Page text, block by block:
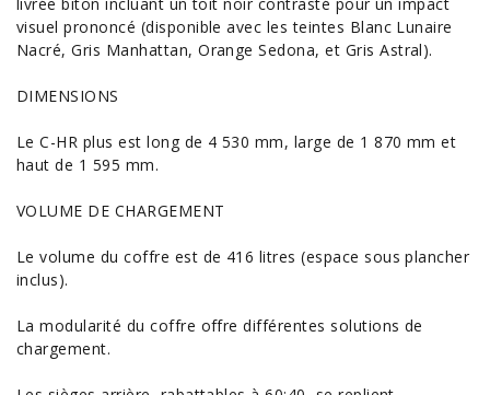
visuel prononcé (disponible avec les teintes Blanc Lunaire
Nacré, Gris Manhattan, Orange Sedona, et Gris Astral).
DIMENSIONS
Le C-HR plus est long de 4 530 mm, large de 1 870 mm et
haut de 1 595 mm.
VOLUME DE CHARGEMENT
Le volume du coffre est de 416 litres (espace sous plancher
inclus).
La modularité du coffre offre différentes solutions de
chargement.